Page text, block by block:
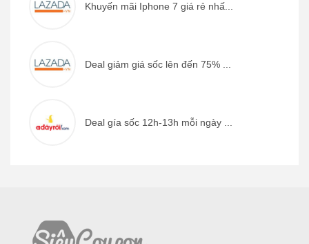
Khuyến mãi Iphone 7 giá rẻ nhấ...
Deal giảm giá sốc lên đến 75% ...
Deal gía sốc 12h-13h mỗi ngày ...